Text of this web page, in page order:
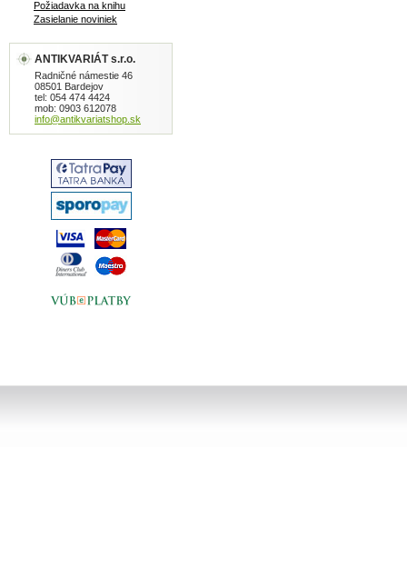
Požiadavka na knihu
Zasielanie noviniek
ANTIKVARIÁT s.r.o.
Radničné námestie 46
08501 Bardejov
tel: 054 474 4424
mob: 0903 612078
info@antikvariatshop.sk